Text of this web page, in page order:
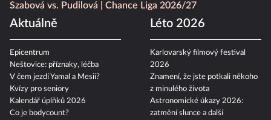
Szabová vs. Pudilová
Chance Liga 2026/27
Aktuálně
Epicentrum
Neštovice: příznaky, léčba
V čem jezdí Yamal a Mesii?
Kvízy pro seniory
Kalendář úplňků 2026
Co je bodycount?
Léto 2026
Karlovarský filmový festival
2026
Znamení, že jste potkali někoho
z minulého života
Astronomické úkazy 2026:
zatmění slunce a další